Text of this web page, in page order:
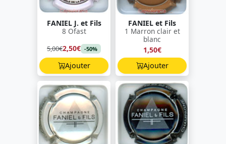
FANIEL J. et Fils
8 Ofast
5,00€2,50€ -50%
Ajouter
FANIEL et Fils
1 Marron clair et
blanc
1,50€
Ajouter